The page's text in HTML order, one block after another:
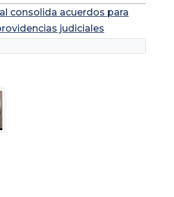
consolida acuerdos para
judiciales